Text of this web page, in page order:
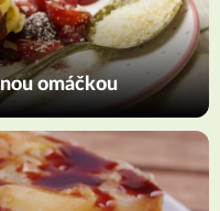
omáčkou